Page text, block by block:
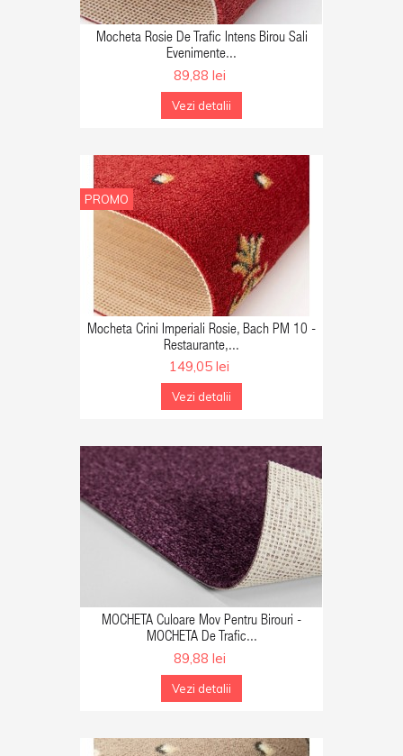
Mocheta Rosie De Trafic Intens Birou Sali
Evenimente...
89,88 lei
Vezi detalii
PROMO
Mocheta Crini Imperiali Rosie, Bach PM 10 -
Restaurante,...
149,05 lei
Vezi detalii
MOCHETA Culoare Mov Pentru Birouri -
MOCHETA De Trafic...
89,88 lei
Vezi detalii